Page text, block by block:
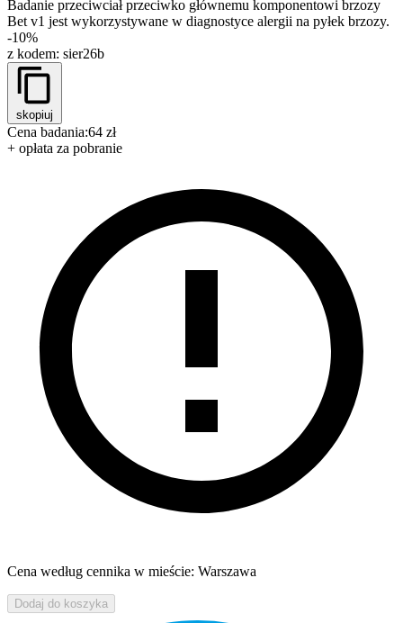
Badanie przeciwciał przeciwko głównemu komponentowi brzozy
Bet v1 jest wykorzystywane w diagnostyce alergii na pyłek brzozy.
-10%
z kodem: sier26b
skopiuj
Cena badania:64 zł
+ opłata za pobranie
Cena według cennika w mieście: Warszawa
Dodaj do koszyka